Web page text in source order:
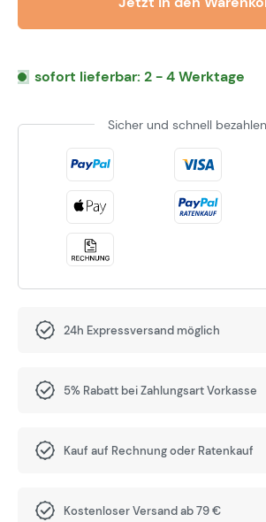
sofort lieferbar: 2 - 4 Werktage
Sicher und schnell
24h Expressversand möglich
5% Rabatt bei Zahlungsart Vorkasse
Kauf auf Rechnung oder Ratenkauf
Kostenloser Versand ab 79 €